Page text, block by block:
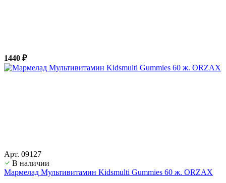
1440 ₽
Арт. 09127
В наличии
Мармелад Мультивитамин Kidsmulti Gummies 60 ж. ORZAX